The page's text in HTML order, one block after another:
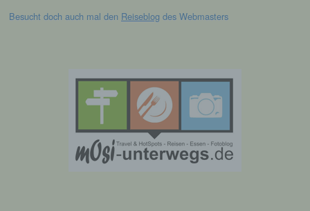
Besucht doch auch mal den Reiseblog des Webmasters
Verantwortlicher oder für die Verarbeitung
Verantwortlicher ist die natürliche oder
juristische Person, Behörde, Einrichtung
oder andere Stelle, die allein oder
gemeinsam mit anderen über die Zwecke
und Mittel der Verarbeitung von
personenbezogenen Daten entscheidet.